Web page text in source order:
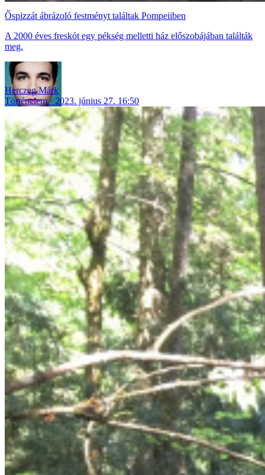
Őspizzát ábrázoló festményt találtak Pompeiiben
A 2000 éves freskót egy pékség melletti ház előszobájában találták
meg.
Herczeg Márk
Történelem
2023. június 27. 16:50